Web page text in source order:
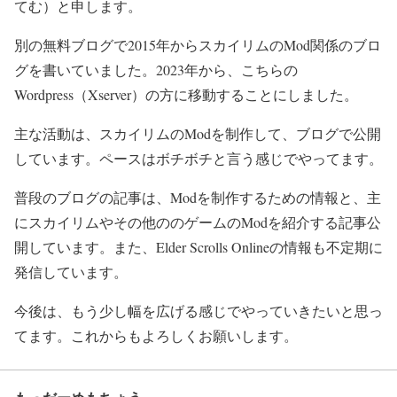
てむ）と申します。
別の無料ブログで2015年からスカイリムのMod関係のブロ
グを書いていました。2023年から、こちらの
Wordpress（Xserver）の方に移動することにしました。
主な活動は、スカイリムのModを制作して、ブログで公開
しています。ペースはボチボチと言う感じでやってます。
普段のブログの記事は、Modを制作するための情報と、主
にスカイリムやその他ののゲームのModを紹介する記事公
開しています。また、Elder Scrolls Onlineの情報も不定期に
発信しています。
今後は、もう少し幅を広げる感じでやっていきたいと思っ
てます。これからもよろしくお願いします。